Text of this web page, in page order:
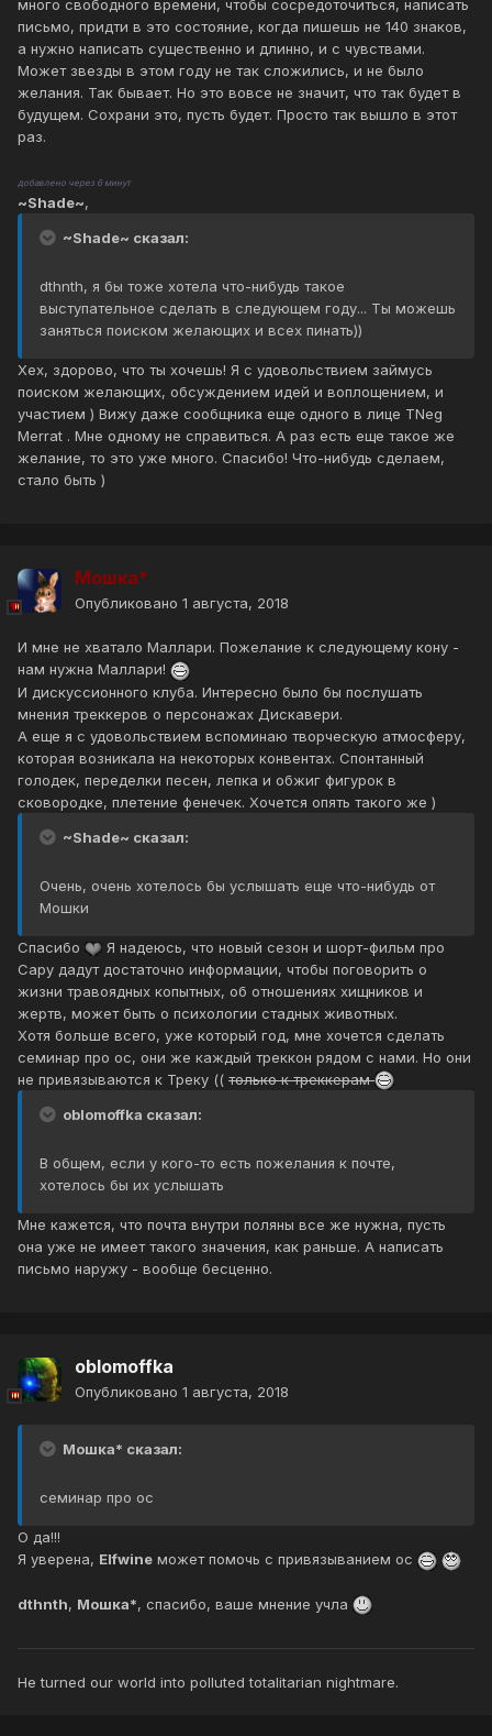
много свободного времени, чтобы сосредоточиться, написать
письмо, придти в это состояние, когда пишешь не 140 знаков,
а нужно написать существенно и длинно, и с чувствами.
Может звезды в этом году не так сложились, и не было
желания. Так бывает. Но это вовсе не значит, что так будет в
будущем. Сохрани это, пусть будет. Просто так вышло в этот
раз.
добавлено через 6 минут
~Shade~,
~Shade~ сказал:
dthnth, я бы тоже хотела что-нибудь такое
выступательное сделать в следующем году... Ты можешь
заняться поиском желающих и всех пинать))
Хех, здорово, что ты хочешь! Я с удовольствием займусь
поиском желающих, обсуждением идей и воплощением, и
участием ) Вижу даже сообщника еще одного в лице TNeg
Merrat . Мне одному не справиться. А раз есть еще такое же
желание, то это уже много. Спасибо! Что-нибудь сделаем,
стало быть )
Мошка*
Опубликовано 1 августа, 2018
И мне не хватало Маллари. Пожелание к следующему кону -
нам нужна Маллари!
И дискуссионного клуба. Интересно было бы послушать
мнения треккеров о персонажах Дискавери.
А еще я с удовольствием вспоминаю творческую атмосферу,
которая возникала на некоторых конвентах. Спонтанный
голодек, переделки песен, лепка и обжиг фигурок в
сковородке, плетение фенечек. Хочется опять такого же )
~Shade~ сказал:
Очень, очень хотелось бы услышать еще что-нибудь от
Мошки
Спасибо
Я надеюсь, что новый сезон и шорт-фильм про
Сару дадут достаточно информации, чтобы поговорить о
жизни травоядных копытных, об отношениях хищников и
жертв, может быть о психологии стадных животных.
Хотя больше всего, уже который год, мне хочется сделать
семинар про ос, они же каждый треккон рядом с нами. Но они
не привязываются к Треку (( только к треккерам
oblomoffka сказал:
В общем, если у кого-то есть пожелания к почте,
хотелось бы их услышать
Мне кажется, что почта внутри поляны все же нужна, пусть
она уже не имеет такого значения, как раньше. А написать
письмо наружу - вообще бесценно.
oblomoffka
Опубликовано 1 августа, 2018
Мошка* сказал:
семинар про ос
О да!!!
Я уверена, Elfwine может помочь с привязыванием ос
dthnth, Мошка*, спасибо, ваше мнение учла
He turned our world into polluted totalitarian nightmare.